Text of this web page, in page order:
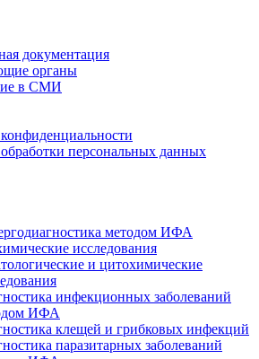
документация
органы
в СМИ
персональных данных
методом ИФА
исследования
и цитохимические
инфекционных заболеваний
ИФА
клещей и грибковых инфекций
паразитарных заболеваний